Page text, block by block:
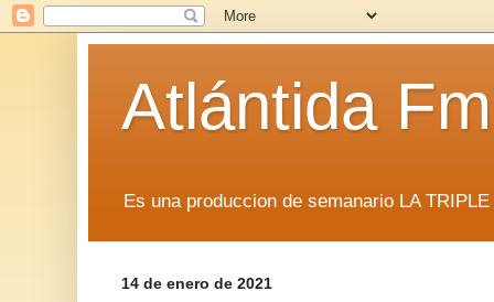
Atlántida
Es una produccion de semanario LA
14 de enero de 2021